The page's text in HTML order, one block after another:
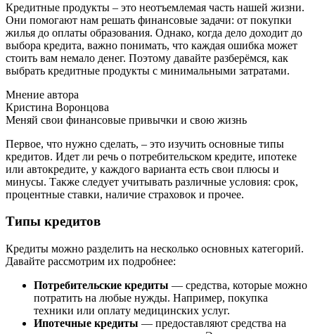
Кредитные продукты – это неотъемлемая часть нашей жизни.
Они помогают нам решать финансовые задачи: от покупки
жилья до оплаты образования. Однако, когда дело доходит до
выбора кредита, важно понимать, что каждая ошибка может
стоить вам немало денег. Поэтому давайте разберёмся, как
выбрать кредитные продукты с минимальными затратами.
Мнение автора
Кристина Воронцова
Меняй свои финансовые привычки и свою жизнь
Первое, что нужно сделать, – это изучить основные типы
кредитов. Идет ли речь о потребительском кредите, ипотеке
или автокредите, у каждого варианта есть свои плюсы и
минусы. Также следует учитывать различные условия: срок,
процентные ставки, наличие страховок и прочее.
Типы кредитов
Кредиты можно разделить на несколько основных категорий.
Давайте рассмотрим их подробнее:
Потребительские кредиты — средства, которые можно
потратить на любые нужды. Например, покупка
техники или оплату медицинских услуг.
Ипотечные кредиты — предоставляют средства на